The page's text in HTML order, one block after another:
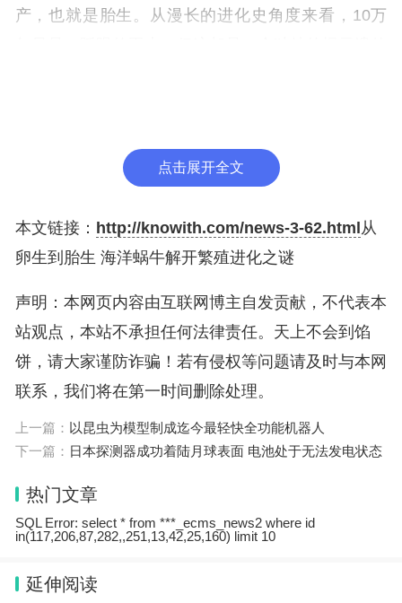
产，也就是胎生。从漫长的进化史角度来看，10万
万年内成功进化出了活产，也就是胎生。活产使得萨
多大小、形状和行为各异的“生态型”的进化。
一个物种一百多个名字
海洋蜗牛是世界上被错误识别最严重的生物。
英国《卫报》此前曾报道，几个世纪以来，科学家们
这种混乱一方面源于该物种会发生许多贝壳变异和栖
殖模式。它已经进化出活产，而共享其栖息地的“近
点击展开全文
本文链接： http://knowith.com/news-3-62.html 从
卵生到胎生 海洋蜗牛解开繁殖进化之谜
声明：本网页内容由互联网博主自发贡献，不代表本
站观点，本站不承担任何法律责任。天上不会到馅
饼，请大家谨防诈骗！若有侵权等问题请及时与本网
联系，我们将在第一时间删除处理。
上一篇： 以昆虫为模型制成迄今最轻快全功能机器人
下一篇： 日本探测器成功着陆月球表面 电池处于无法发电状态
热门文章
SQL Error: select * from ***_ecms_news2 where id
in(117,206,87,282,,251,13,42,25,160) limit 10
延伸阅读